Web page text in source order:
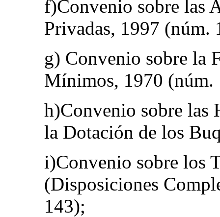
f)Convenio sobre las
Privadas, 1997 (núm.
g) Convenio sobre la
Mínimos, 1970 (núm.
h)Convenio sobre las
la Dotación de los
i)Convenio sobre los
(Disposiciones
143);